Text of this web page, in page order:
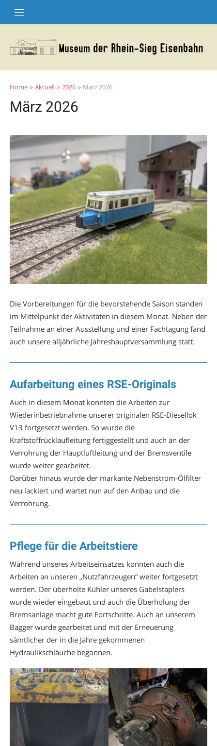
Home » Aktuell » 2026 » März 2026
März 2026
Die Vorbereitungen für die bevorstehende Saison standen
im Mittelpunkt der Aktivitäten in diesem Monat. Neben der
Teilnahme an einer Ausstellung und einer Fachtagung fand
auch unsere alljährliche Jahreshauptversammlung statt.
Aufarbeitung eines RSE-Originals
Auch in diesem Monat konnten die Arbeiten zur
Wiederinbetriebnahme unserer originalen RSE-Diesellok
V13 fortgesetzt werden. So wurde die
Kraftstoffrücklaufleitung fertiggestellt und auch an der
Verrohrung der Hauptluftleitung und der Bremsventile
wurde weiter gearbeitet.
Darüber hinaus wurde der markante Nebenstrom-Ölfilter
neu lackiert und wartet nun auf den Anbau und die
Verrohrung.
Pflege für die Arbeitstiere
Während unseres Arbeitseinsatzes konnten auch die
Arbeiten an unseren „Nutzfahrzeugen“ weiter fortgesetzt
werden. Der überholte Kühler unseres Gabelstaplers
wurde wieder eingebaut und auch die Überholung der
Bremsanlage macht gute Fortschritte. Auch an unserem
Bagger wurde gearbeitet und mit der Erneuerung
sämtlicher der in die Jahre gekommenen
Hydraulikschläuche begonnen.